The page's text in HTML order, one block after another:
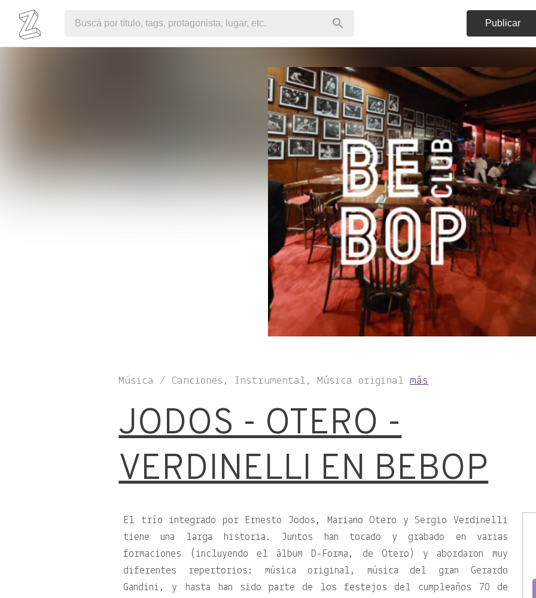
Publicar
Música / Canciones, Instrumental, Música originalmás
JODOS - OTERO -
VERDINELLI EN BEBOP
El trío integrado por Ernesto Jodos, Mariano Otero y Sergio Verdinelli
tiene una larga historia. Juntos han tocado y grabado en varias
formaciones (incluyendo el álbum D-Forma, de Otero) y abordaron muy
diferentes repertorios: música original, música del gran Gerardo
Gandini, y hasta han sido parte de los festejos del cumpleaños 70 de